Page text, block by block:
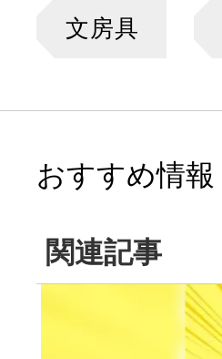
文房具
おすすめ情報
関連記事